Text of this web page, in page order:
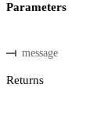
Parameters
message
Returns